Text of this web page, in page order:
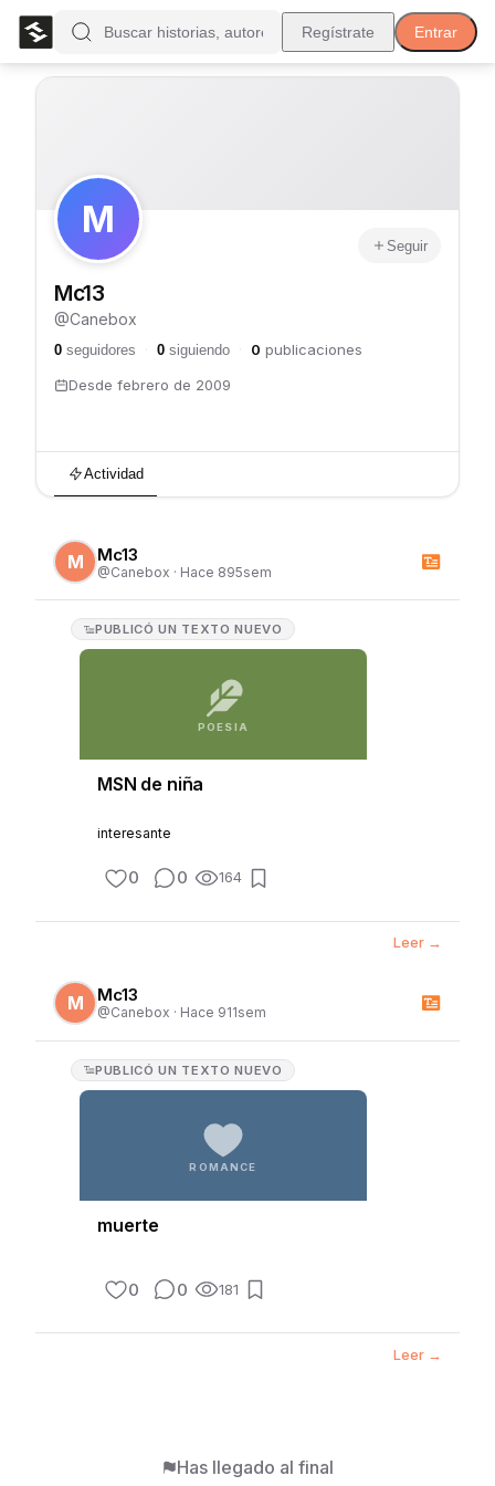
Regístrate Entrar
M
Seguir
Mc13
@Canebox
0 seguidores 0 siguiendo 0 publicaciones
Desde febrero de 2009
Actividad
M Mc13
@Canebox · Hace 895sem
PUBLICÓUN TEXTO NUEVO
POESIA
MSN de niña
interesante
0 0 164
Leer →
M Mc13
@Canebox · Hace 911sem
PUBLICÓUN TEXTO NUEVO
ROMANCE
muerte
0 0 181
Leer →
Has llegado al final